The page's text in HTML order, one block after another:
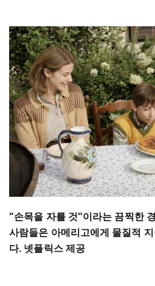
"손목을 자를 것"이라는 끔찍한
사람들은 아메리고에게 물질적
다. 넷플릭스 제공